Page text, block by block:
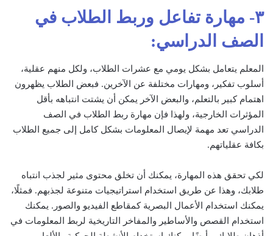
٣- مهارة تفاعل وربط الطلاب في
الصف الدراسي:
المعلم يتعامل بشكل يومي مع عشرات الطلاب، ولكل منهم عقلية،
أسلوب تفكير، ومهارات مختلفة عن الآخرين. فبعض الطلاب يظهرون
اهتمام كبير بالتعلم، والبعض الآخر يمكن أن يشتت انتباهه بأقل
المؤثرات الخارجية، ولهذا فإن مهارة ربط الطلاب في الصف
الدراسي تعد مهمة لإيصال المعلومات بشكل كامل إلى جميع الطلاب
بكافة عقلياتهم.
لكي تحقق هذه المهارة، يمكنك أن تخلق محتوى مثير لجذب انتباه
طلابك، وهذا عن طريق استخدام استراتيجيات متنوعة لجذبهم. فمثلًا،
يمكنك استخدام الأعمال البصرية كمقاطع الفيديو والصور. يمكنك
استخدام القصص والأساطير والمفاخر التاريخية لربط المعلومات في